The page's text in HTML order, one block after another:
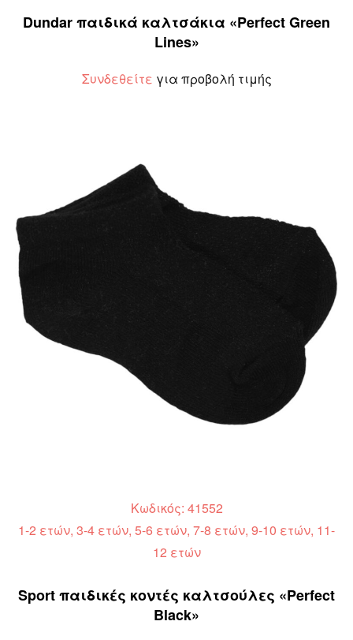
Dundar παιδικά καλτσάκια «Perfect Green
Lines»
Συνδεθείτε για προβολή τιμής
Κωδικός: 41552
1-2 ετών, 3-4 ετών, 5-6 ετών, 7-8 ετών, 9-10 ετών, 11-
12 ετών
Sport παιδικές κοντές καλτσούλες «Perfect
Black»